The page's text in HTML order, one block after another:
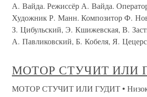
А. Вайда. Режиссёр А. Вайда.
Художник Р. Манн. Композитор Ф.
З. Цибульский, Э. Кшижевская, В.
А. Павликовский, Б. Кобеля, Я.
МОТОР СТУЧИТ ИЛИ
МОТОР СТУЧИТ ИЛИ ГУДИТ • Низок